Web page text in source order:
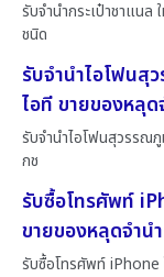
รับจำนำกระเป๋าชาแนล
ชนิด
รับจำนำไอโฟน
ไอที ขายของหลุ
รับจำนำไอโฟนสุวรรณ
กช
รับซื้อโทรศัพท์
ขายของหลุดจำนำ
รับซื้อโทรศัพท์ iPhone